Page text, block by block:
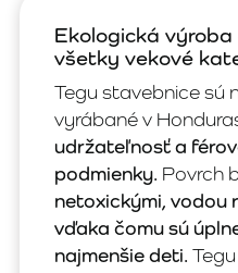
Ekologická
všetky vekové
Tegu stavebnice sú
vyrábané v
udržateľnosť a
podmienky. Povrch
netoxickými, vodou
vďaka čomu sú
najmenšie deti.